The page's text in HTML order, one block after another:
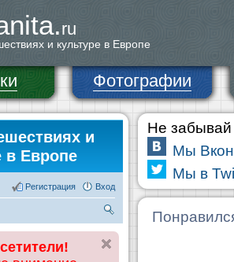
ru
и культуре в Европе
Фотографии
и
в Европе
Вход
Регистрация
ск
Не забывай
Мы
Мы в